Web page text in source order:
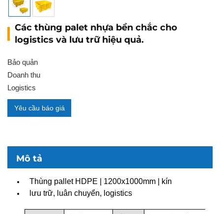
Các thùng palet nhựa bền chắc cho
logistics và lưu trữ hiệu quả.
Bảo quản
Doanh thu
Logistics
Yêu cầu báo giá
Mô tả
Thùng pallet HDPE | 1200x1000mm | kín
lưu trữ, luân chuyển, logistics